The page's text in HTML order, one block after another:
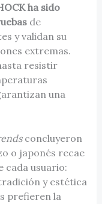
ha sido
de
y validan su
extremas.
resistir
una
concluyeron
o japonés recae
cada usuario:
y estética
prefieren la